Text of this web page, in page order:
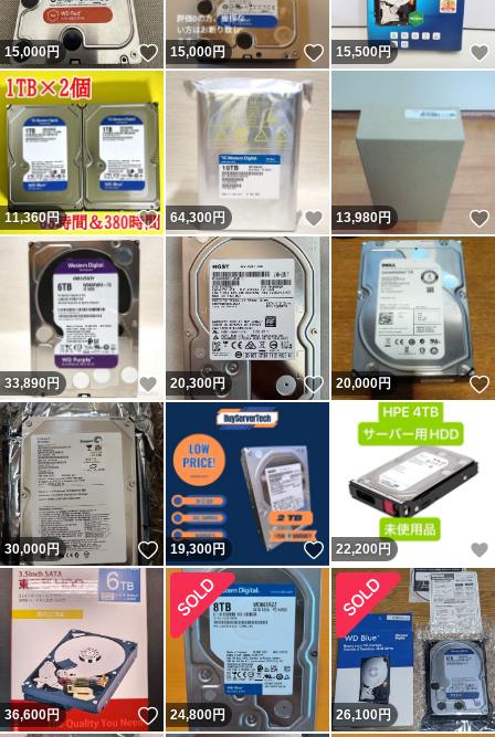
15,000円 いいね！
15,000円 いいね！
15,500円
11,360円 いいね！
64,300 円 いいね！
13,980円
33,890円 いいね！
20,300円 いいね！
20,000円
30,000円 いいね！
19,300円 いいね！
22,200 円
36,600円 いいね！
24,800円 26,100円